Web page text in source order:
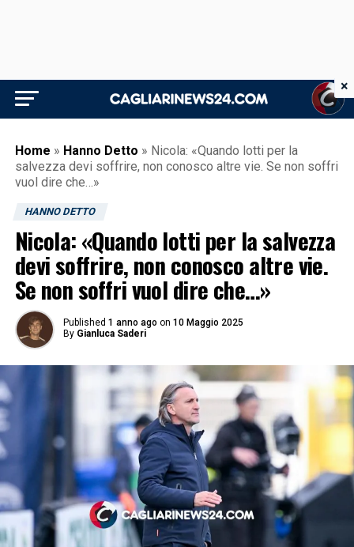
Home » Hanno Detto » Nicola: «Quando lotti per la
salvezza devi soffrire, non conosco altre vie. Se non soffri
vuol dire che…»
HANNO DETTO
Nicola: «Quando lotti per la salvezza
devi soffrire, non conosco altre vie.
Se non soffri vuol dire che…»
Published 1 anno ago on 10 Maggio 2025
By Gianluca Saderi
×